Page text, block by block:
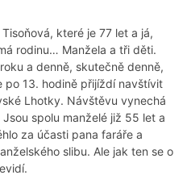
které je 77 let a já,
rodinu… Manžela a tři děti.
a denně, skutečně denně,
13. hodině přijíždí navštívit
Lhotky. Návštěvu vynechá
spolu manželé již 55 let a
za účasti pana faráře a
slibu. Ale jak ten se o